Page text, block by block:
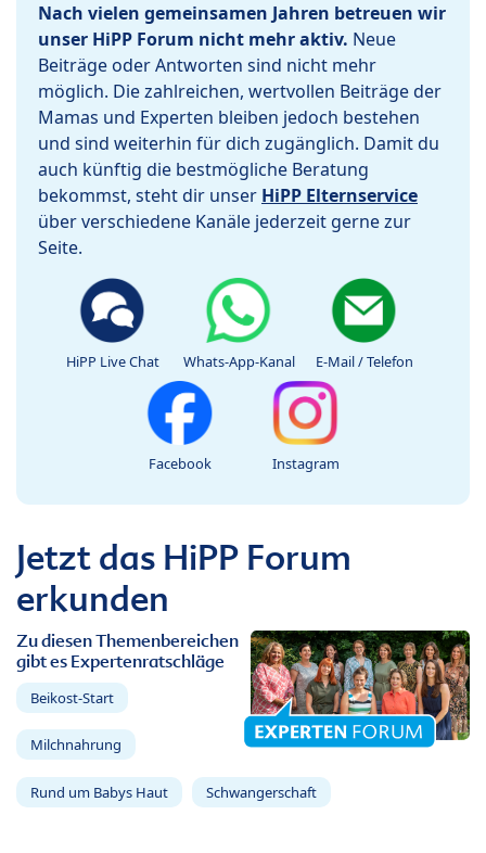
Nach vielen gemeinsamen Jahren betreuen wir
unser HiPP Forum nicht mehr aktiv. Neue
Beiträge oder Antworten sind nicht mehr
möglich. Die zahlreichen, wertvollen Beiträge der
Mamas und Experten bleiben jedoch bestehen
und sind weiterhin für dich zugänglich. Damit du
auch künftig die bestmögliche Beratung
bekommst, steht dir unser HiPP Elternservice
über verschiedene Kanäle jederzeit gerne zur
Seite.
HiPP Live Chat Whats-App-Kanal E-Mail / Telefon
Facebook Instagram
Jetzt das HiPP Forum
erkunden
Zu diesen Themenbereichen
gibt es Expertenratschläge
Beikost-Start
Milchnahrung
Rund um Babys Haut Schwangerschaft